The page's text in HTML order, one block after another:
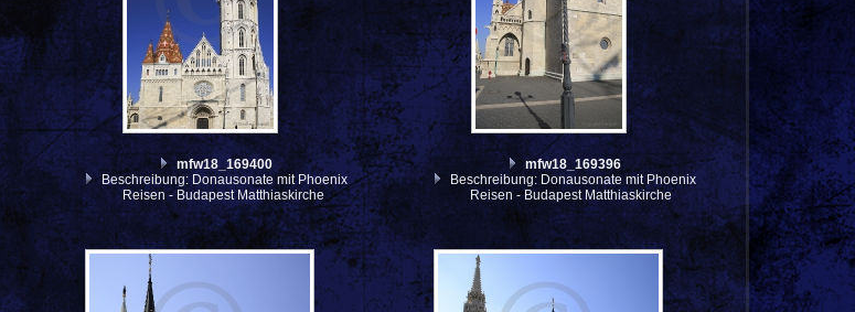
mfw18_169400
Beschreibung: Donausonate mit Phoenix
Reisen - Budapest Matthiaskirche
mfw18_169396
Beschreibung: Donausonate mit Phoenix
Reisen - Budapest Matthiaskirche